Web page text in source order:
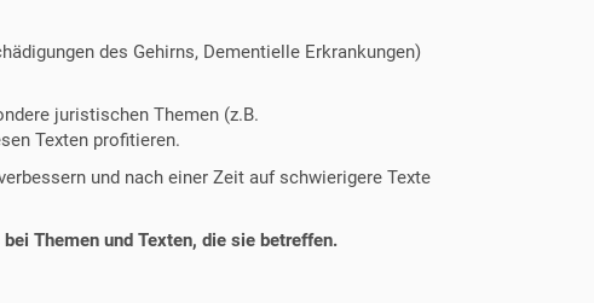
des Gehirns, Dementielle Erkrankungen)
juristischen Themen (z.B.
Texten profitieren.
und nach einer Zeit auf schwierigere Texte
Themen und Texten, die sie betreffen.